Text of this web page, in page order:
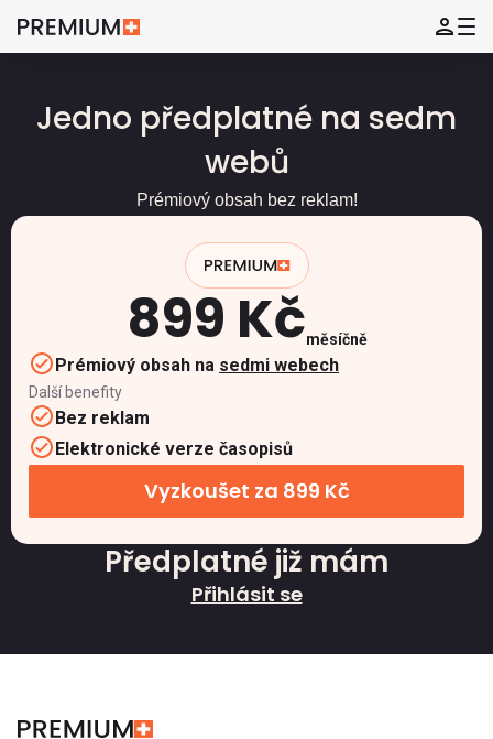
Jedno předplatné na sedm
webů
Prémiový obsah bez reklam!
899 Kčměsíčně
Prémiový obsah na sedmi webech
Další benefity
Bez reklam
Elektronické verze časopisů
Vyzkoušet za 899 Kč
Předplatné již mám
Přihlásit se